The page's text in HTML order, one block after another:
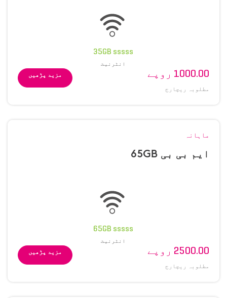
35GB sssss
انٹرنیٹ
1000.00 روپے
مطلوبہ ریچارج
مزید پڑھیں
ماہانہ
ایم بی بی 65GB
65GB sssss
انٹرنیٹ
2500.00 روپے
مطلوبہ ریچارج
مزید پڑھیں